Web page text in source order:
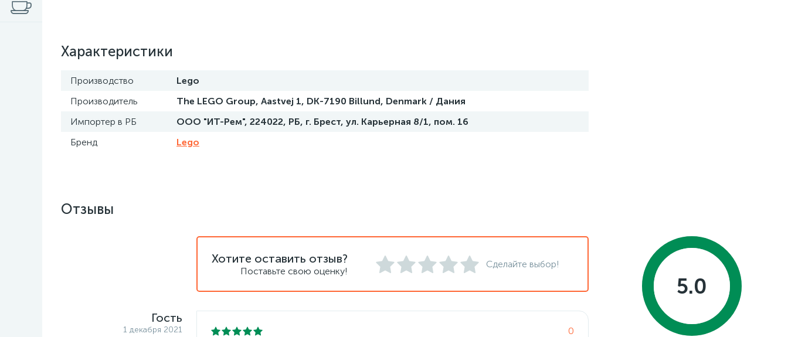
Характеристики
Производство
Lego
Производитель
The LEGO Group, Aastvej 1, DK-7190 Billund, Denmark / Дания
Импортер в РБ
ООО "ИТ-Рем", 224022, РБ, г. Брест, ул. Карьерная 8/1, пом. 16
Бренд
Lego
Отзывы
Хотите оставить отзыв?
Поставьте свою оценку!
Сделайте выбор!
Гость
1 декабря 2021 0
5.0